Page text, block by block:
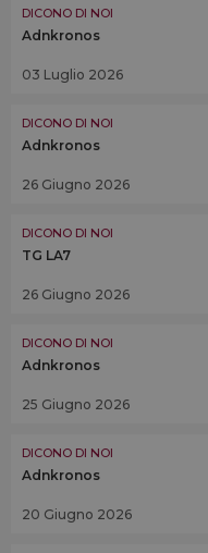
DICONO DI NOI
Adnkronos
03 Luglio 2026
DICONO DI NOI
Adnkronos
26 Giugno 2026
DICONO DI NOI
TG LA7
26 Giugno 2026
DICONO DI NOI
Adnkronos
25 Giugno 2026
DICONO DI NOI
Adnkronos
20 Giugno 2026